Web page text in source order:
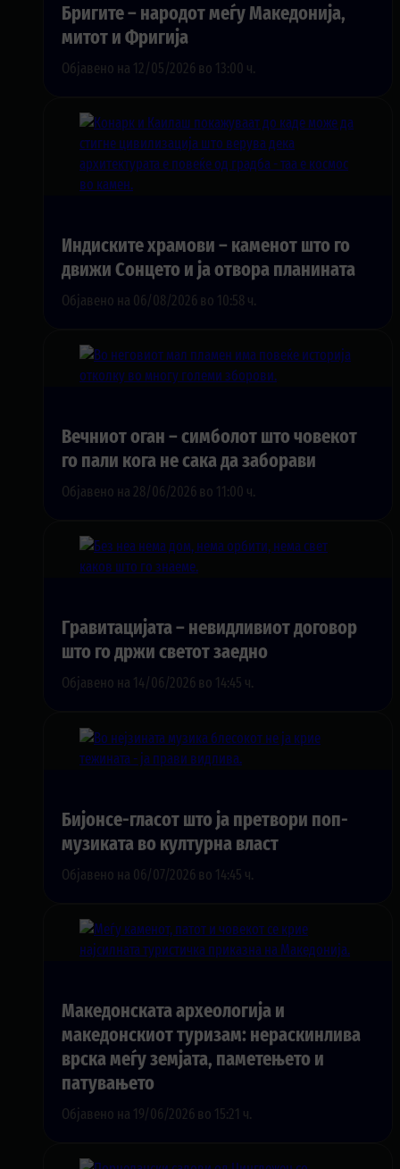
Бригите – народот меѓу Македонија,
митот и Фригија
Објавено на 12/05/2026 во 13:00 ч.
Индиските храмови – каменот што го
движи Сонцето и ја отвора планината
Објавено на 06/08/2026 во 10:58 ч.
Вечниот оган – симболот што човекот
го пали кога не сака да заборави
Објавено на 28/06/2026 во 11:00 ч.
Гравитацијата – невидливиот договор
што го држи светот заедно
Објавено на 14/06/2026 во 14:45 ч.
Бијонсе-гласот што ја претвори поп-
музиката во културна власт
Објавено на 06/07/2026 во 14:45 ч.
Македонската археологија и
македонскиот туризам: нераскинлива
врска меѓу земјата, паметењето и
патувањето
Објавено на 19/06/2026 во 15:21 ч.